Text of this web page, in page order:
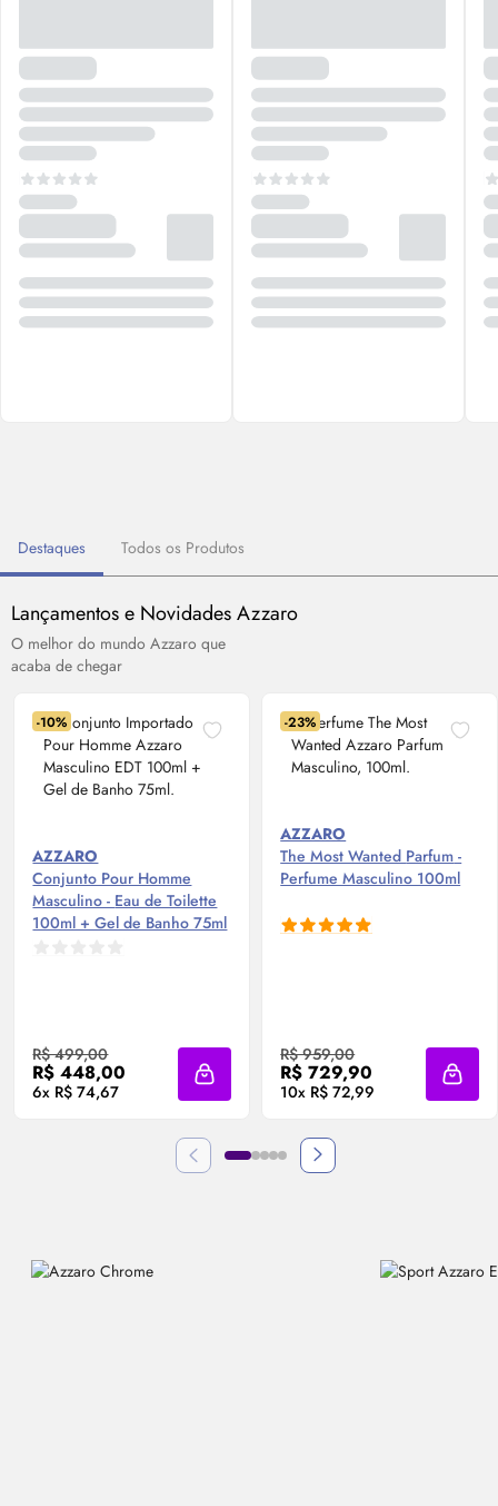
Destaques Todos os Produtos
Lançamentos e Novidades Azzaro
O melhor do mundo Azzaro que
acaba de chegar
-10%
AZZARO
Conjunto Pour Homme
Masculino - Eau de Toilette
100ml + Gel de Banho 75ml
R$ 499,00
R$ 448,00
6x R$ 74,67 Adicionar à sacola
-23%
AZZARO
The Most Wanted Parfum -
Perfume Masculino 100ml
R$ 959,00
R$ 729,90
10x R$ 72,99